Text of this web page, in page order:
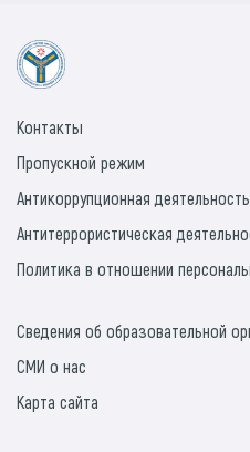
Контакты
Пропускной режим
Антикоррупционная деятельность
Антитеррористическая
Политика в отношении
Сведения об образовательной
СМИ о нас
Карта сайта